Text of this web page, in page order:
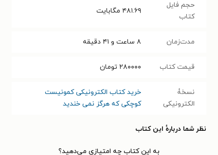
حجم فایل
کتاب
۴۸۱.۶۹ مگابایت
مدت‌زمان ۸ ساعت و ۴۱ دقیقه
قیمت کتاب ۲۸۰۰۰۰ تومان
نسخۀ
الکترونیکی
خرید کتاب الکترونیکی کمونیست
کوچکی که هرگز نمی خندید
نظر شما دربارهٔ این کتاب
به این کتاب چه امتیازی می‌دهید؟